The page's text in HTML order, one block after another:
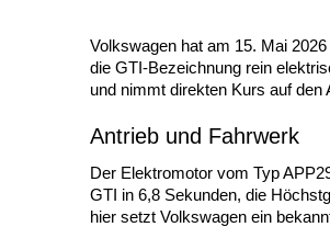
Volkswagen hat am 15. Mai
die GTI-Bezeichnung rein
und nimmt direkten Kurs auf
Antrieb und Fahrwerk
Der Elektromotor vom Typ
GTI in 6,8 Sekunden, die
hier setzt Volkswagen ein